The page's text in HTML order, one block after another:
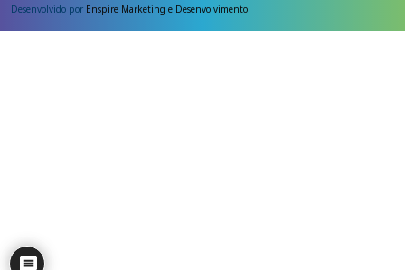
Desenvolvido por Enspire Marketing e Desenvolvimento